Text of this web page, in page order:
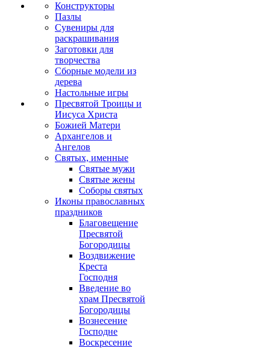
Конструкторы
Пазлы
Сувениры для
раскрашивания
Заготовки для
творчества
Сборные модели из
дерева
Настольные игры
Пресвятой Троицы и
Иисуса Христа
Божией Матери
Архангелов и
Ангелов
Святых, именные
Святые мужи
Святые жены
Соборы святых
Иконы православных
праздников
Благовещение
Пресвятой
Богородицы
Воздвижение
Креста
Господня
Введение во
храм Пресвятой
Богородицы
Вознесение
Господне
Воскресение